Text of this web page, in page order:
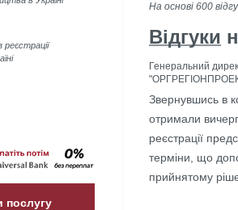
послугу
На основі 600
Відгуки
Генеральний
Звернувшись в
отримали
реєстрації
терміни, що
прийнятому